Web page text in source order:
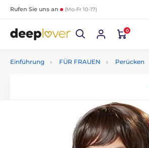
Rufen Sie uns an (Mo-Fr 10-17)
0
Einführung FÜR FRAUEN Perücken